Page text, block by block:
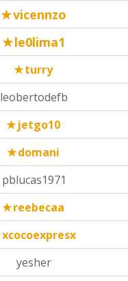
vicennzo
le0lima1
turry
leobertodefb
jetgo10
domani
pblucas1971
reebecaa
xcocoexpresx
yesher